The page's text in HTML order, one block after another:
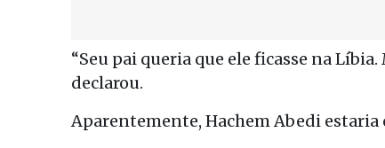
“Seu pai queria que ele ficasse na
declarou.
Aparentemente, Hachem Abedi